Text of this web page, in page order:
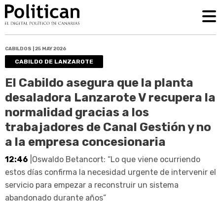
CABILDOS | 25 MAY 2026
CABILDO DE LANZAROTE
El Cabildo asegura que la planta
desaladora Lanzarote V recupera la
normalidad gracias a los
trabajadores de Canal Gestión y no
a la empresa concesionaria
12:46 |Oswaldo Betancort: “Lo que viene ocurriendo
estos días confirma la necesidad urgente de intervenir el
servicio para empezar a reconstruir un sistema
abandonado durante años”